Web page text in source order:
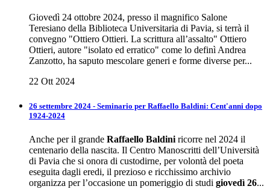
Giovedì 24 ottobre 2024, presso il magnifico Salone
Teresiano della Biblioteca Universitaria di Pavia, si terrà il
convegno "Ottiero Ottieri. La scrittura all’assalto" Ottiero
Ottieri, autore "isolato ed erratico" come lo definì Andrea
Zanzotto, ha saputo mescolare generi e forme diverse per...
22 Ott 2024
26 settembre 2024 - Seminario per Raffaello Baldini: Cent'anni dopo
1924-2024
Anche per il grande Raffaello Baldini ricorre nel 2024 il
centenario della nascita. Il Centro Manoscritti dell’Università
di Pavia che si onora di custodirne, per volontà del poeta
eseguita dagli eredi, il prezioso e ricchissimo archivio
organizza per l’occasione un pomeriggio di studi giovedì 26...